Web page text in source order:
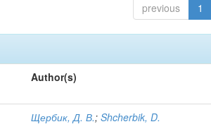
previous 1
Author(s)
Щербик, Д. В.;Shcherbik, D.